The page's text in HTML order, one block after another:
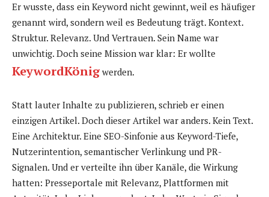
Er wusste, dass ein Keyword nicht gewinnt, weil es häufiger
genannt wird, sondern weil es Bedeutung trägt. Kontext.
Struktur. Relevanz. Und Vertrauen. Sein Name war
unwichtig. Doch seine Mission war klar: Er wollte
KeywordKönig werden.
Statt lauter Inhalte zu publizieren, schrieb er einen
einzigen Artikel. Doch dieser Artikel war anders. Kein Text.
Eine Architektur. Eine SEO-Sinfonie aus Keyword-Tiefe,
Nutzerintention, semantischer Verlinkung und PR-
Signalen. Und er verteilte ihn über Kanäle, die Wirkung
hatten: Presseportale mit Relevanz, Plattformen mit